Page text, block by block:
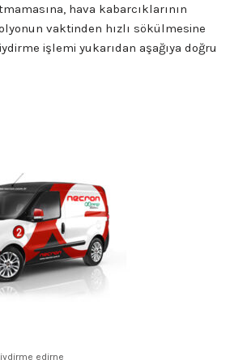
hava kabarcıklarının
vaktinden hızlı sökülmesine
işlemi yukarıdan aşağıya doğru
edirne